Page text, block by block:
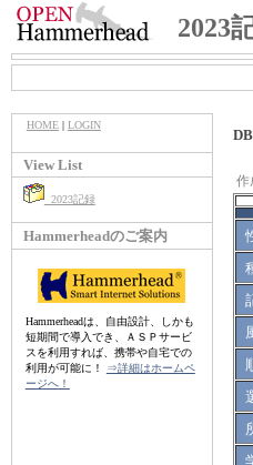
2023
HOME| LOGIN
View List
2023記録
Hammerheadのご案内
Hammerheadは、自由設計、しかも
短期間で導入でき、ＡＳＰサービ
スを利用すれば、携帯や自宅での
利用が可能に！
⇒詳細はホームペ
ージへ！
作